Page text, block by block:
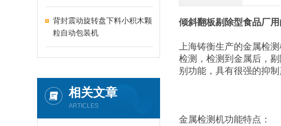
背封震动旋转盘下料小积木颗
粒自动包装机
相关文章
ARTICLES
倾斜翻板剔除型食品厂
上海铸衡生产的金属检
检测，检测到金属后，
别功能，具有很强的抑
金属检测机功能特点：